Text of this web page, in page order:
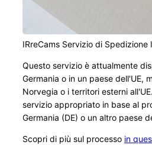
IRreCams Servizio di Spedizione
Questo servizio è attualmente
Germania o in un paese dell'UE,
Norvegia o i territori esterni
servizio appropriato in base al
Germania (DE) o un altro paese
Scopri di più sul processo in